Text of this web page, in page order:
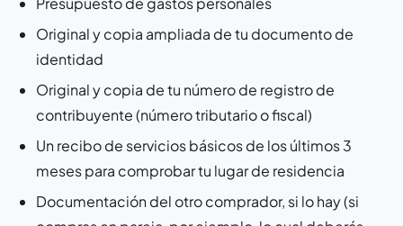
Original y copia ampliada de tu documento de
identidad
Original y copia de tu número de registro de
contribuyente (número tributario o fiscal)
Un recibo de servicios básicos de los últimos 3
meses para comprobar tu lugar de residencia
Documentación del otro comprador, si lo hay (si